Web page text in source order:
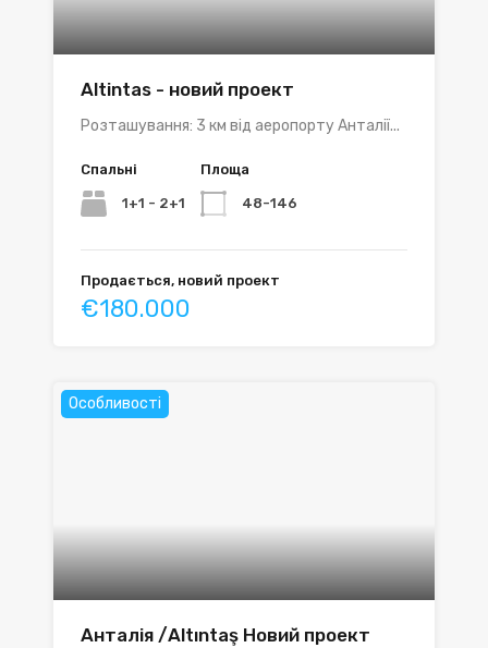
Altintas - новий проект
Розташування: 3 км від аеропорту Анталії...
Спальні
1+1 - 2+1
Площа
48-146
Продається, новий проект
€180.000
Особливості
Анталія /Altıntaş Новий проект